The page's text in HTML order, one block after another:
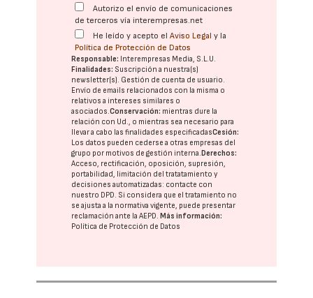
Autorizo el envío de comunicaciones
de terceros vía interempresas.net
He leído y acepto elAviso Legal y la
Política de Protección de Datos
Responsable: Interempresas Media, S.L.U.
Finalidades: Suscripción a nuestra(s)
newsletter(s). Gestión de cuenta de usuario.
Envío de emails relacionados con la misma o
relativos a intereses similares o
asociados.Conservación: mientras dure la
relación con Ud., o mientras sea necesario para
llevar a cabo las finalidades especificadasCesión:
Los datos pueden cederse a otras empresas del
grupo por motivos de gestión interna. Derechos:
Acceso, rectificación, oposición, supresión,
portabilidad, limitación del tratatamiento y
decisiones automatizadas: contacte con
nuestro DPD. Si considera que el tratamiento no
se ajusta a la normativa vigente, puede presentar
reclamación ante laAEPD. Más información:
Política de Protección de Datos